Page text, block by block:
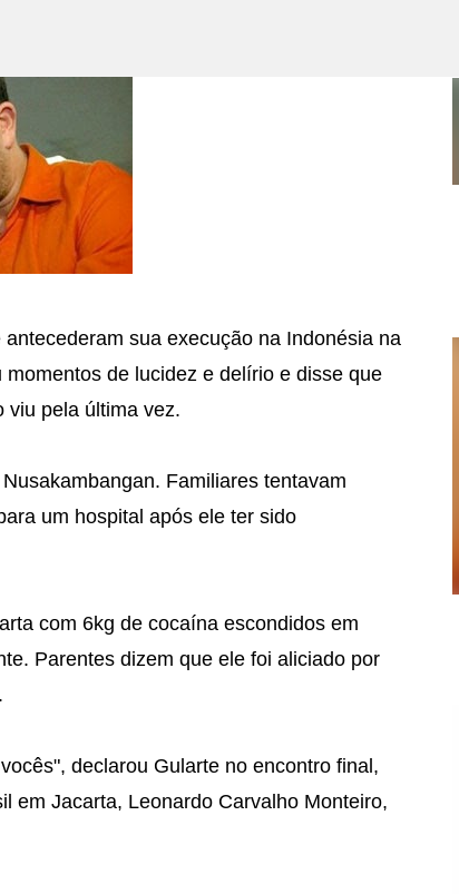
ANTECIPADO, VEJA A DATA.
sua execução na Indonésia na
de lucidez e delírio e disse que
viu pela última vez.
Familiares tentavam
um hospital após ele ter sido
com 6kg de cocaína escondidos em
Parentes dizem que ele foi aliciado por
declarou Gularte no encontro final,
em Jacarta, Leonardo Carvalho Monteiro,